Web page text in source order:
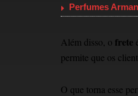
Perfumes
Além disso, o frete
permite que os
O que torna esse